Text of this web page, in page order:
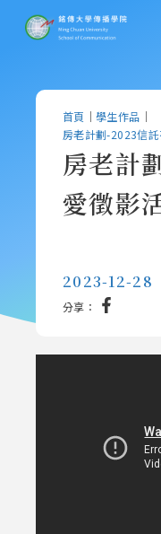
首頁 ｜ 學生作品 ｜
房老計劃-2023信
房老計
愛徵影
2023-12-28
分享：